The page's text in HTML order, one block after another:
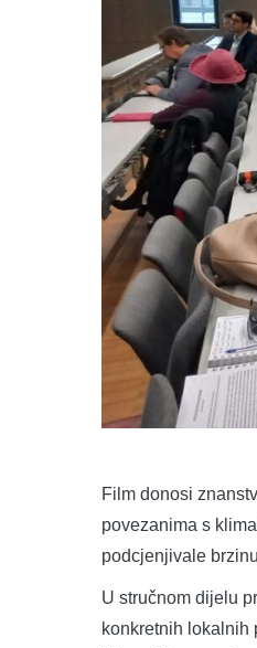
Film donosi
povezanima s
podcjenjivale
U stručnom dijelu
konkretnih lokalnih